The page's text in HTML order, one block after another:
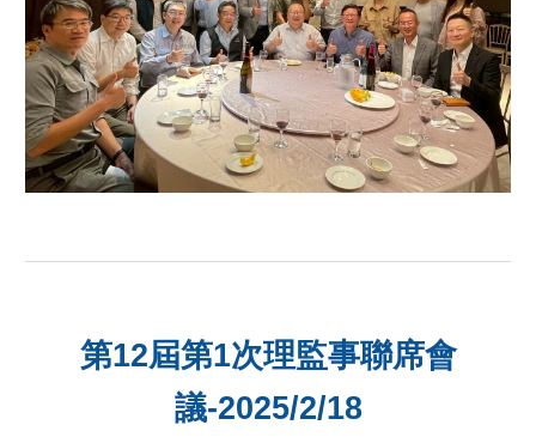
第12屆第1次理監事聯席會
議-2025/2/18